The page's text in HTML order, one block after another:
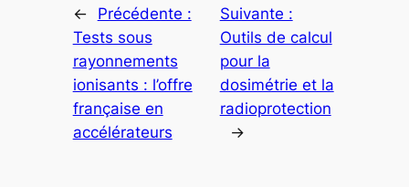
←
Précédente :
Tests sous
rayonnements
ionisants : l’offre
française en
accélérateurs
Suivante :
Outils de calcul
pour la
dosimétrie et la
radioprotection
→